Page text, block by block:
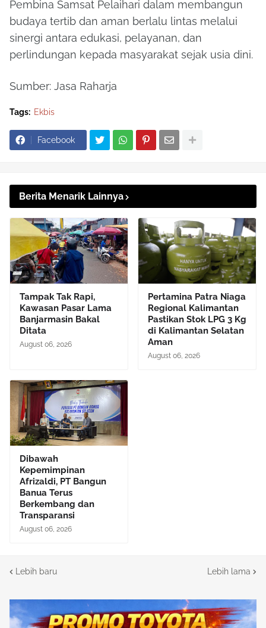
Pembina Samsat Pelaihari dalam membangun
budaya tertib dan aman berlalu lintas melalui
sinergi antara edukasi, pelayanan, dan
perlindungan kepada masyarakat sejak usia dini.
Sumber: Jasa Raharja
Tags: Ekbis
Facebook
Berita Menarik Lainnya
Tampak Tak Rapi,
Kawasan Pasar Lama
Banjarmasin Bakal
Ditata
August 06, 2026
Pertamina Patra Niaga
Regional Kalimantan
Pastikan Stok LPG 3 Kg
di Kalimantan Selatan
Aman
August 06, 2026
Dibawah
Kepemimpinan
Afrizaldi, PT Bangun
Banua Terus
Berkembang dan
Transparansi
August 06, 2026
Lebih baru Lebih lama